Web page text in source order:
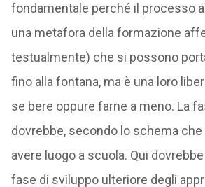
fondamentale perché il processo
una metafora della formazione
testualmente) che si possono
fino alla fontana, ma è una loro
se bere oppure farne a meno. La
dovrebbe, secondo lo schema
avere luogo a scuola. Qui
fase di sviluppo ulteriore degli